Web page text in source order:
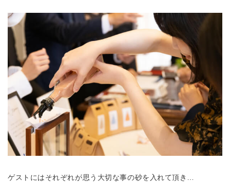
ゲストにはそれぞれが思う大切な事の砂を入れて頂き…